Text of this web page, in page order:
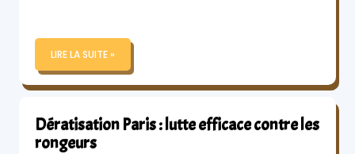
LIRE LA SUITE »
Dératisation Paris : lutte efficace contre les
rongeurs